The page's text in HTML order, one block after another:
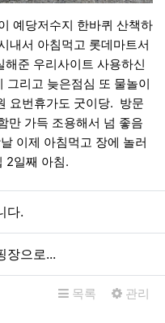
예당저수지 한바퀴 산책하
내서 아침먹고 롯데마트서
해준 우리사이트 사용하신
리고 늦은점심 또 물놀이
요번휴가도 굿이당. 방문
만 가득 조용해서 넘 좋음
이제 아침먹고 장에 놀러
2일째 아침.
다.
장으로...
목록 관리